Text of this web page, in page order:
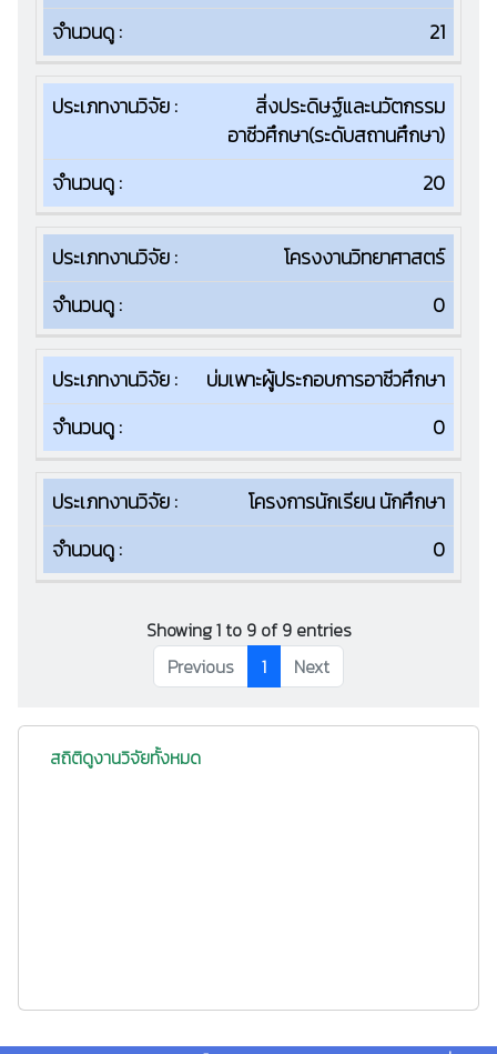
21
สิ่งประดิษฐ์และนวัตกรรม
อาชีวศึกษา(ระดับสถานศึกษา)
20
โครงงานวิทยาศาสตร์
0
บ่มเพาะผู้ประกอบการอาชีวศึกษา
0
โครงการนักเรียน นักศึกษา
0
Showing 1 to 9 of 9 entries
Previous
1 Next
สถิติดูงานวิจัยทั้งหมด